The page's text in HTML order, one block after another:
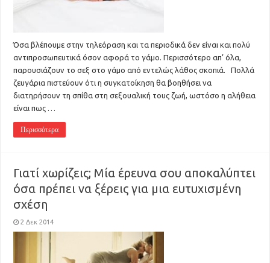
Όσα βλέπουμε στην τηλεόραση και τα περιοδικά δεν είναι και πολύ
αντιπροσωπευτικά όσον αφορά το γάμο. Περισσότερο απ’ όλα,
παρουσιάζουν το σεξ στο γάμο από εντελώς λάθος σκοπιά. Πολλά
ζευγάρια πιστεύουν ότι η συγκατοίκηση θα βοηθήσει να
διατηρήσουν τη σπίθα στη σεξουαλική τους ζωή, ωστόσο η αλήθεια
είναι πως …
Περισσότερα
Γιατί χωρίζεις; Μία έρευνα σου αποκαλύπτει
όσα πρέπει να ξέρεις για μια ευτυχισμένη
σχέση
2 Δεκ 2014